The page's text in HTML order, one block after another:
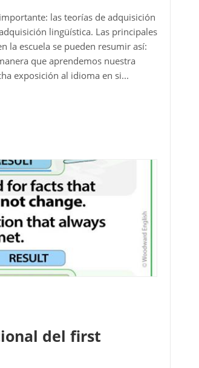
las teorías de adquisición
lingüística. Las principales
la escuela se pueden resumir así:
que aprendemos nuestra
exposición al idioma en si...
del first